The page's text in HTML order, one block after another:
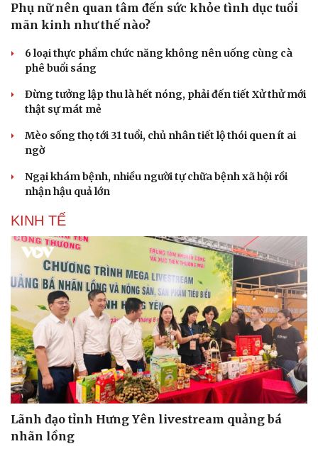
Sức khỏe
Dinh dưỡng - món ngon
Cây thuốc
Sản phụ khoa
Nhi khoa
Nam khoa
Phòng mạch online
Ăn sạch sống khỏe
Blog
Phụ nữ nên quan tâm đến sức khỏe tình dục tuổi
mãn kinh như thế nào?
6 loại thực phẩm chức năng không nên uống cùng cà
phê buổi sáng
Đừng tưởng lập thu là hết nóng, phải đến tiết Xử thử mới
thật sự mát mẻ
Mèo sống thọ tới 31 tuổi, chủ nhân tiết lộ thói quen ít ai
ngờ
Ngại khám bệnh, nhiều người tự chữa bệnh xã hội rồi
nhận hậu quả lớn
KINH TẾ
Lãnh đạo tỉnh Hưng Yên livestream quảng bá
nhãn lồng